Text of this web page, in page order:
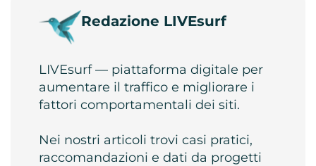
Redazione LIVEsurf
LIVEsurf — piattaforma digitale per
aumentare il traffico e migliorare i
fattori comportamentali dei siti.
Nei nostri articoli trovi casi pratici,
raccomandazioni e dati da progetti